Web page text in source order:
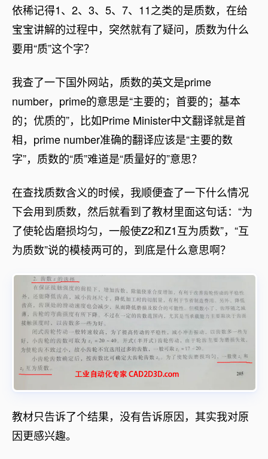
依稀记得1、2、3、5、7、11之类的是质数，在给
宝宝讲解的过程中，突然就有了疑问，质数为什么
要用“质”这个字？
我查了一下国外网站，质数的英文是prime
number，prime的意思是“主要的；首要的；基本
的；优质的”，比如Prime Minister中文翻译就是首
相，prime number准确的翻译应该是“主要的数
字”，质数的“质”难道是“质量好的”意思？
在查找质数含义的时候，我顺便查了一下什么情况
下会用到质数，然后就看到了教材里面这句话：“为
了使轮齿磨损均匀，一般使Z2和Z1互为质数”，“互
为质数”说的模棱两可的，到底是什么意思啊？
教材只告诉了个结果，没有告诉原因，其实我对原
因更感兴趣。